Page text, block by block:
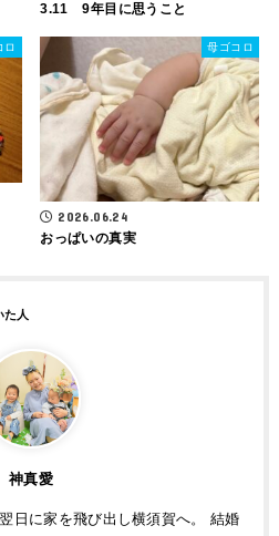
3.11 9年目に思うこと
ロ 母ゴコロ
2026.06.24
おっぱいの真実
神真愛
日に家を飛び出し横須賀へ。 結婚